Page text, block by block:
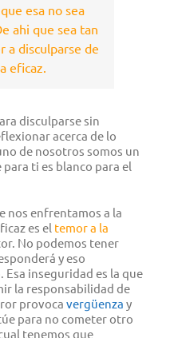
esa no sea
ahi que sea tan
a disculparse de
eficaz.
disculparse sin
acerca de lo
de nosotros somos un
ti es blanco para el
nos enfrentamos a la
es el temor a la
No podemos tener
y eso
inseguridad es la que
la responsabilidad de
provoca vergüenza y
para no cometer otro
tenemos que